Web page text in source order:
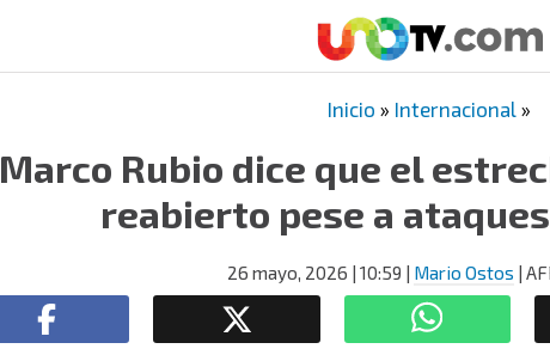
Inicio » Internacional »
Marco Rubio dice que el
reabierto pese a
26 mayo, 2026 | 10:59 | Mario Ostos |